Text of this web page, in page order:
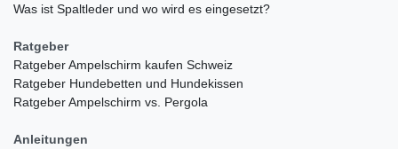
Was ist Spaltleder und wo wird es eingesetzt?
Ratgeber
Ratgeber Ampelschirm kaufen Schweiz
Ratgeber Hundebetten und Hundekissen
Ratgeber Ampelschirm vs. Pergola
Anleitungen